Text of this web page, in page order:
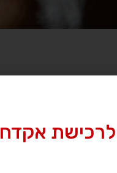
אקדח